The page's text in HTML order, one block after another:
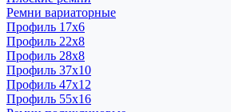
Ремни вариаторные
Профиль 17x6
Профиль 22x8
Профиль 28x8
Профиль 37x10
Профиль 47x12
Профиль 55x16